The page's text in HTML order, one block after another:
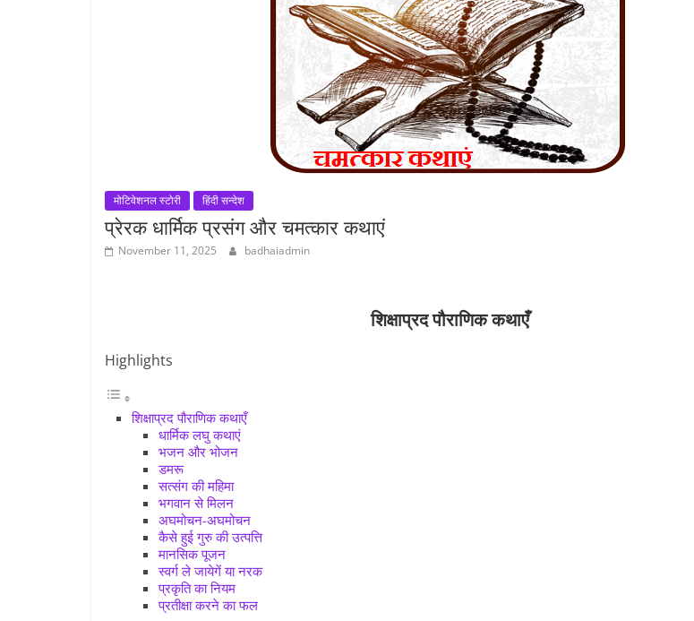
मोटिवेशनल स्टोरी हिंदी सन्देश
प्रेरक धार्मिक प्रसंग और चमत्कार कथाएं
November 11, 2025 badhaiadmin
शिक्षाप्रद पौराणिककथाएँ
Highlights
शिक्षाप्रद पौराणिक कथाएँ
धार्मिक लघु कथाएं
भजन और भोजन
डमरू
सत्संग की महिमा
भगवान से मिलन
अघमोचन-अघमोचन
कैसे हुई गुरु की उत्पत्ति
मानसिक पूजन
स्वर्ग ले जायेगें या नरक
प्रकृति का नियम
प्रतीक्षा करने का फल